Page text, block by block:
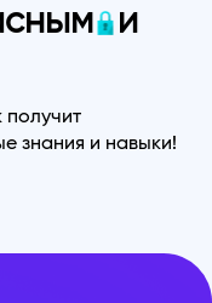
и
получит
знания и навыки!